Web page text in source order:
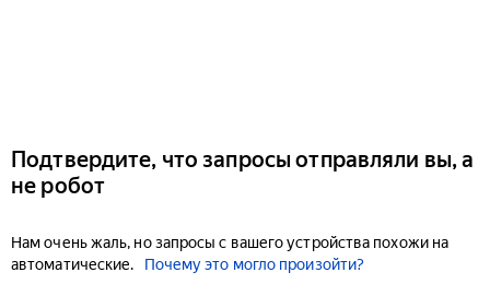
Подтвердите, что запросы отправляли вы, а
не робот
Нам очень жаль, но запросы с вашего устройства похожи на
автоматические.
Почему это могло произойти?